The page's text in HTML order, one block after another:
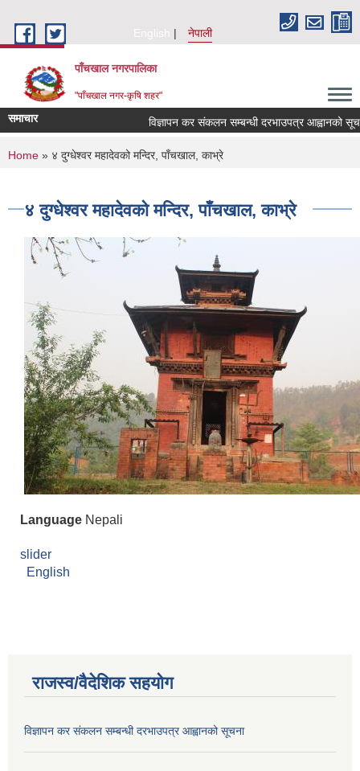
English
नेपाली
पाँचखाल नगरपालिका
"पाँचखाल नगर-कृषि शहर"
समाचार विज्ञापन कर संकलन सम्बन्धी दरभाउपत्र आह्वानको सूचना
You are here
Home » ४ दुग्धेश्वर महादेवको मन्दिर, पाँचखाल, काभ्रे
४ दुग्धेश्वर महादेवको मन्दिर, पाँचखाल, काभ्रे
Language Nepali
slider
English
राजस्व/वैदेशिक सहयोग
विज्ञापन कर संकलन सम्बन्धी दरभाउपत्र आह्वानको सूचना